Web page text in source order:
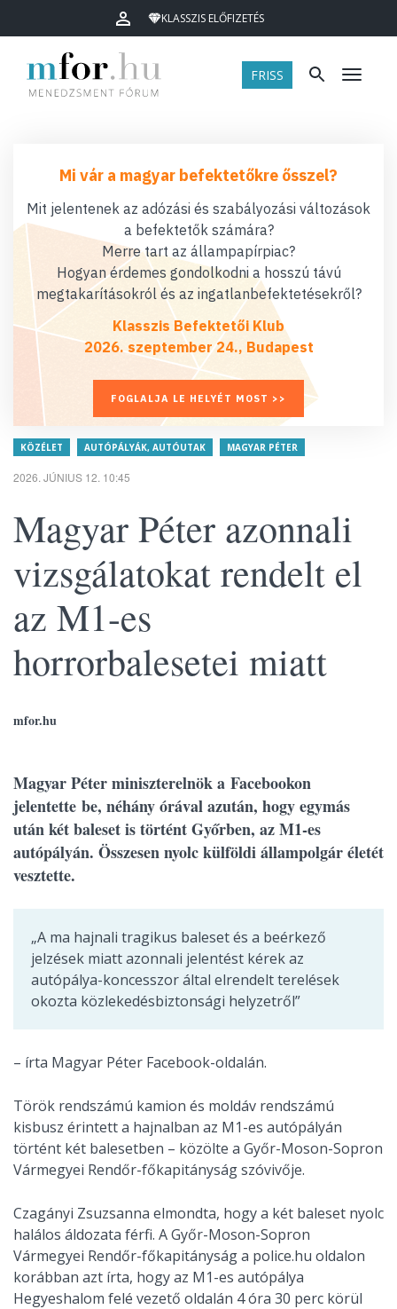
KLASSZIS ELŐFIZETÉS
FRISS Menü
Mi vár a magyar befektetőkre ősszel?
Mit jelentenek az adózási és szabályozási változások
a befektetők számára?
Merre tart az állampapírpiac?
Hogyan érdemes gondolkodni a hosszú távú
megtakarításokról és az ingatlanbefektetésekről?
Klasszis Befektetői Klub
2026. szeptember 24., Budapest
FOGLALJA LE HELYÉT MOST >>
KÖZÉLET AUTÓPÁLYÁK, AUTÓUTAK MAGYAR PÉTER
2026. JÚNIUS 12. 10:45
Magyar Péter azonnali
vizsgálatokat rendelt el
az M1-es
horrorbalesetei miatt
mfor.hu
Magyar Péter miniszterelnök a Facebookon
jelentette be, néhány órával azután, hogy egymás
után két baleset is történt Győrben, az M1-es
autópályán. Összesen nyolc külföldi állampolgár életét
vesztette.
„A ma hajnali tragikus baleset és a beérkező
jelzések miatt azonnali jelentést kérek az
autópálya-koncesszor által elrendelt terelések
okozta közlekedésbiztonsági helyzetről”
– írta Magyar Péter Facebook-oldalán.
Török rendszámú kamion és moldáv rendszámú
kisbusz érintett a hajnalban az M1-es autópályán
történt két balesetben – közölte a Győr-Moson-Sopron
Vármegyei Rendőr-főkapitányság szóvivője.
Czagányi Zsuzsanna elmondta, hogy a két baleset nyolc
halálos áldozata férfi. A Győr-Moson-Sopron
Vármegyei Rendőr-főkapitányság a police.hu oldalon
korábban azt írta, hogy az M1-es autópálya
Hegyeshalom felé vezető oldalán 4 óra 30 perc körül